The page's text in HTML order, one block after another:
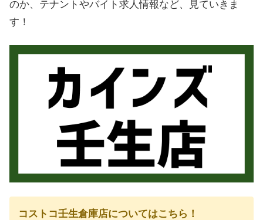
のか、テナントやバイト求人情報など、見ていきま
す！
コストコ壬生倉庫店についてはこちら！